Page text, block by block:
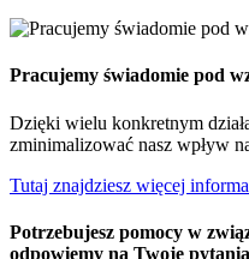
Pracujemy świadomie pod
Dzięki wielu konkretnym
zminimalizować nasz wpływ
Tutaj znajdziesz więcej
Potrzebujesz pomocy w
odpowiemy na Twoje